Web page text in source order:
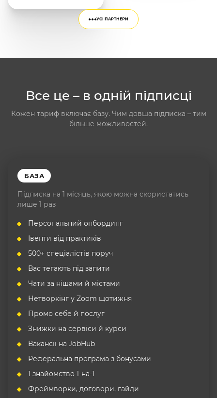
УСІ ПАРТНЕРИ
Все це – в одній підписці
Кожен тариф включає базу. Чим довша підписка – тим
більше можливостей.
БАЗА
Підписка на 1 місяць, якою можна скористатись
лише 1 раз
Персональний онбординг
Івенти від практиків
500+ спеціалістів поруч
Вас тегають під запити
Чати за нішами й містами
Нетворкінг у Zoom щотижня
Промо себе й послуг
Знижки на сервіси й курси
Вакансії на JobHub
Реферальна програма з бонусами
1 знайомство 1-на-1
Фреймворки, договори, гайди